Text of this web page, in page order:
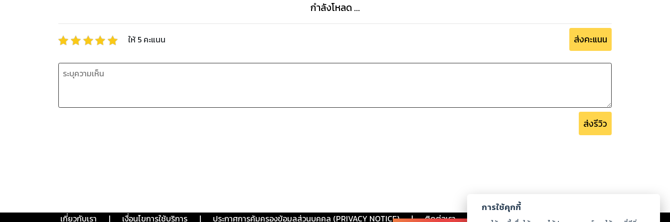
กำลังโหลด ...
ให้ 5 คะแนน ส่งคะแนน
ส่งรีวิว
เกี่ยวกับเรา | เงื่อนไขการใช้บริการ | ประกาศการคุ้มครองข้อมูลส่วนบุคคล (PRIVACY NOTICE) | ติดต่อเรา ร่วมงานกับเรา ดาวน์โหลด
การใช้คุกกี้